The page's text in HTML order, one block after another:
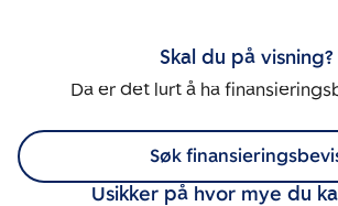
Skal du på visning?
Da er det lurt å ha
Søk
Usikker på hvor mye du